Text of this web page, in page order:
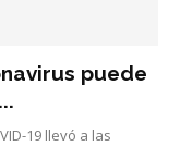
puede
19 llevó a las